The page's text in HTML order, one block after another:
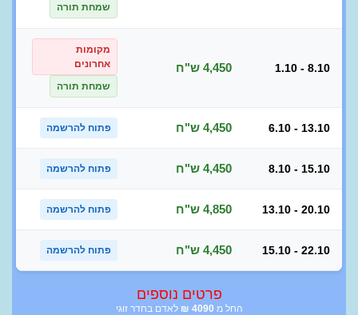
שמחת תורה
1.10 - 8.10 4,450 ש"ח
מקומות
אחרונים
שמחת תורה
6.10 - 13.10 4,450 ש"ח פתוח להרשמה
8.10 - 15.10 4,450 ש"ח פתוח להרשמה
13.10 - 20.10 4,850 ש"ח פתוח להרשמה
15.10 - 22.10 4,450 ש"ח פתוח להרשמה
פרטים נוספים
החל מ 4090
₪ לאדם בחדר זוגי